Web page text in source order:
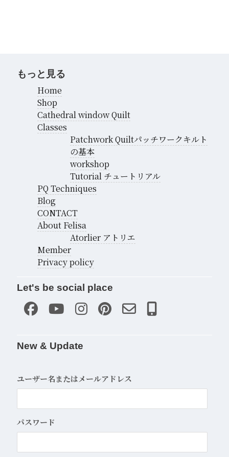
もっと見る
Home
Shop
Cathedral window Quilt
Classes
Patchwork Quiltパッチワークキルト
の基本
workshop
Tutorial チュートリアル
PQ Techniques
Blog
CONTACT
About Felisa
Atorlier アトリエ
Member
Privacy policy
Let's be social place
New & Update
ユーザー名またはメールアドレス
パスワード